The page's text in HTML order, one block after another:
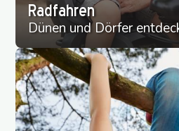
Radfahren
Dünen und Dörfer